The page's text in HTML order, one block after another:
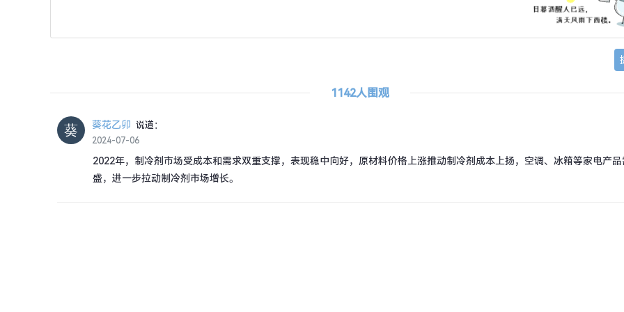
1142人围观
葵花乙卯 说道：
2024-07-06
2022年，制冷剂市场受成本和需求双重支撑，表现稳中向好，原材料价格上涨推动制冷剂成本上扬，空调、冰箱等家电产
盛，进一步拉动制冷剂市场增长。